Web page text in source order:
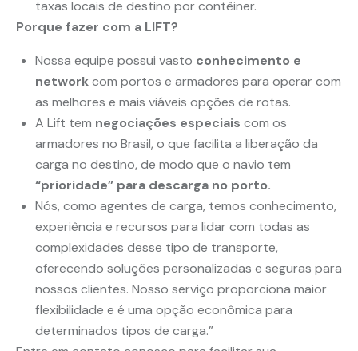
taxas locais de destino por contêiner.
Porque fazer com a LIFT?
Nossa equipe possui vasto conhecimento e
networkcom portos e armadores para operar com
as melhores e mais viáveis opções de rotas.
A Lift tem negociações especiais com os
armadores no Brasil, o que facilita a liberação da
carga no destino, de modo que o navio tem
“prioridade” para descarga no porto.
Nós, como agentes de carga, temos conhecimento,
experiência e recursos para lidar com todas as
complexidades desse tipo de transporte,
oferecendo soluções personalizadas e seguras para
nossos clientes. Nosso serviço proporciona maior
flexibilidade e é uma opção econômica para
determinados tipos de carga.”